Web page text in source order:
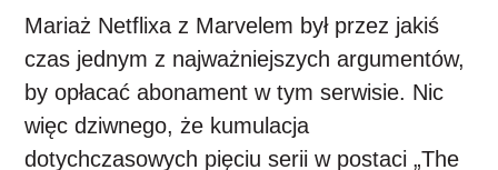
Mariaż Netflixa z Marvelem był przez jakiś
czas jednym z najważniejszych argumentów,
by opłacać abonament w tym serwisie. Nic
więc dziwnego, że kumulacja
dotychczasowych pięciu serii w postaci „The